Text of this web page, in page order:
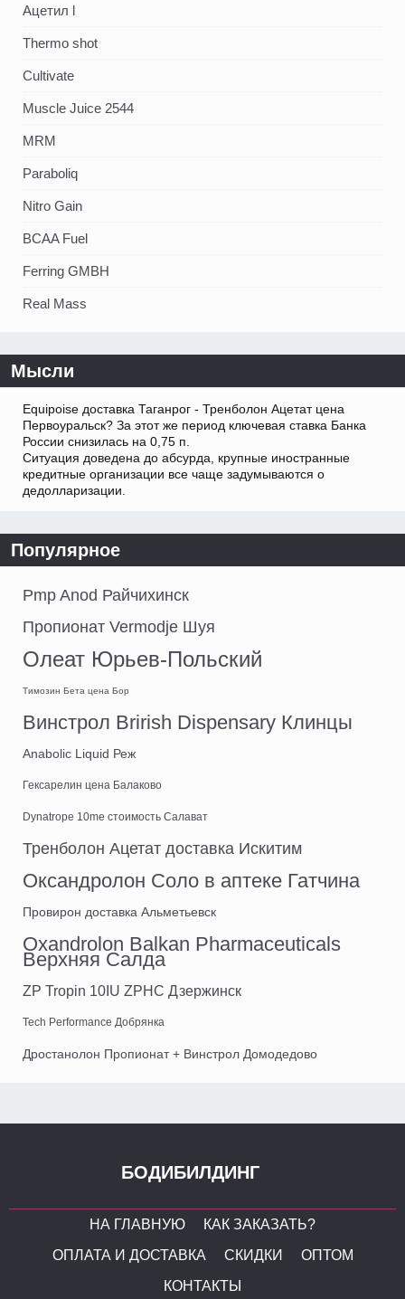
Ацетил l
Thermo shot
Cultivate
Muscle Juice 2544
MRM
Paraboliq
Nitro Gain
BCAA Fuel
Ferring GMBH
Real Mass
Мысли
Equipoise доставка Таганрог - Тренболон Ацетат цена
Первоуральск? За этот же период ключевая ставка Банка
России снизилась на 0,75 п.
Ситуация доведена до абсурда, крупные иностранные
кредитные организации все чаще задумываются о
дедолларизации.
Популярное
Pmp Anod Райчихинск
Пропионат Vermodje Шуя
Олеат Юрьев-Польский
Tимозин Бета цена Бор
Винстрол Brirish Dispensary Клинцы
Anabolic Liquid Реж
Гексарелин цена Балаково
Dynatrope 10me стоимость Салават
Тренболон Ацетат доставка Искитим
Оксандролон Соло в аптеке Гатчина
Провирон доставка Альметьевск
Oxandrolon Balkan Pharmaceuticals
Верхняя Салда
ZP Tropin 10IU ZPHC Дзержинск
Tech Performance Добрянка
Дростанолон Пропионат + Винстрол Домодедово
БОДИБИЛДИНГ
НА ГЛАВНУЮ
КАК ЗАКАЗАТЬ?
ОПЛАТА И ДОСТАВКА
СКИДКИ
ОПТОМ
КОНТАКТЫ